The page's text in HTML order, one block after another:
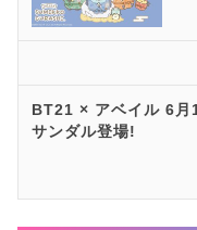
BT21 × アベイル 6月
サンダル登場!